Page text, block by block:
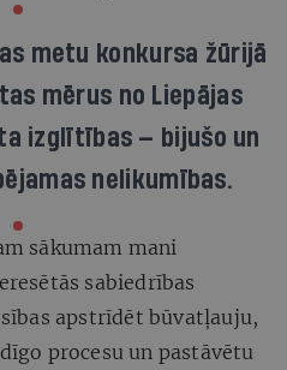
metu konkursa žūrijā
mērus no Liepājas
izglītības — bijušo un
nelikumības.
sākumam mani
sabiedrības
apstrīdēt būvatļauju,
procesu un pastāvētu